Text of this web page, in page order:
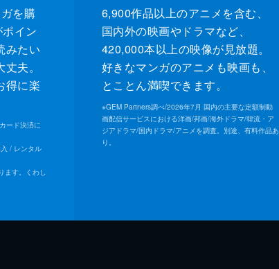
を購
イン
みたい
夫。
得に楽
ード決済に
/ レンタル
ます。くわし
6,900作品以上のアニメを含む、
国内外の映画やドラマなど、
420,000本以上の映像が見放題。
好きなマンガのアニメも映画も、
とことん満喫できます。
※GEM Partners調べ/2026年7⽉ 国内の主要な定額制動
画配信サービスにおける洋画/邦画/海外ドラマ/韓流・ア
ジアドラマ/国内ドラマ/アニメを調査。別途、有料作品あ
り。